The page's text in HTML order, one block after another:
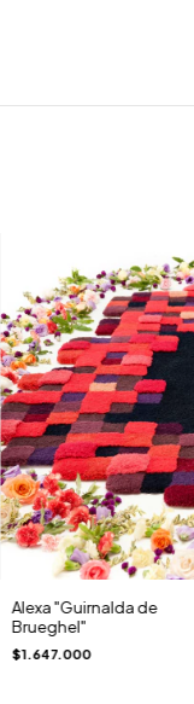
Alexa "Guirnalda de
Brueghel"
$1.647.000